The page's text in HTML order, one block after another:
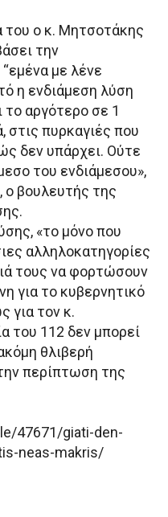
του ο κ. Μητσοτάκης
την
με λένε
η ενδιάμεση λύση
το αργότερο σε 1
στις πυρκαγιές που
δεν υπάρχει. Ούτε
του ενδιάμεσου»,
ο βουλευτής της
«το μόνο που
αλληλοκατηγορίες
τους να φορτώσουν
για το κυβερνητικό
για τον κ.
του 112 δεν μπορεί
θλιβερή
περίπτωση της
47671/giati-den-
neas-makris/